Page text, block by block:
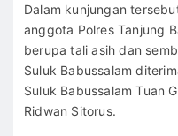
Dalam kunjungan
anggota Polres Tanjung
berupa tali asih dan
Suluk Babussalam
Suluk Babussalam Tuan
Ridwan Sitorus.